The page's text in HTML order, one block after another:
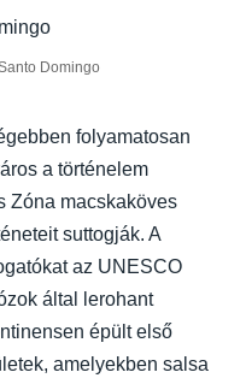
Domingo
folyamatosan
a történelem
Zóna macskaköves
suttogják. A
az UNESCO
által lerohant
épült első
amelyekben salsa